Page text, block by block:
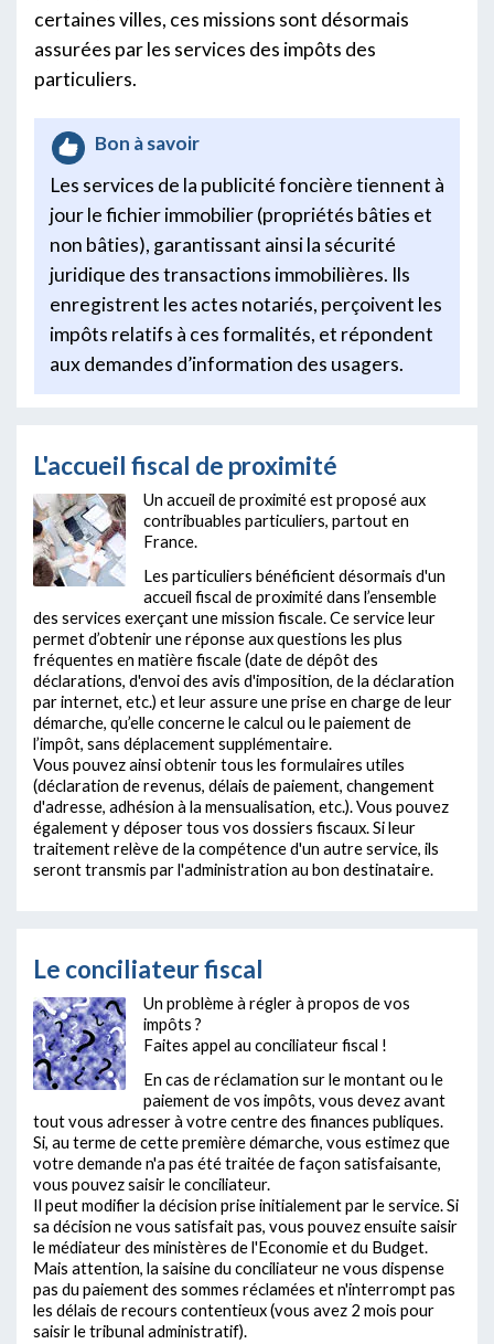
certaines villes, ces missions sont désormais
assurées par les services des impôts des
particuliers.
Bon à savoir
Les services de la publicité foncière tiennent à
jour le fichier immobilier (propriétés bâties et
non bâties), garantissant ainsi la sécurité
juridique des transactions immobilières. Ils
enregistrent les actes notariés, perçoivent les
impôts relatifs à ces formalités, et répondent
aux demandes d’information des usagers.
L'accueil fiscal de proximité
Un accueil de proximité est proposé aux
contribuables particuliers, partout en
France.
Les particuliers bénéficient désormais d'un
accueil fiscal de proximité dans l’ensemble
des services exerçant une mission fiscale. Ce service leur
permet d’obtenir une réponse aux questions les plus
fréquentes en matière fiscale (date de dépôt des
déclarations, d'envoi des avis d'imposition, de la déclaration
par internet, etc.) et leur assure une prise en charge de leur
démarche, qu’elle concerne le calcul ou le paiement de
l’impôt, sans déplacement supplémentaire.
Vous pouvez ainsi obtenir tous les formulaires utiles
(déclaration de revenus, délais de paiement, changement
d'adresse, adhésion à la mensualisation, etc.). Vous pouvez
également y déposer tous vos dossiers fiscaux. Si leur
traitement relève de la compétence d'un autre service, ils
seront transmis par l'administration au bon destinataire.
Le conciliateur fiscal
Un problème à régler à propos de vos
impôts ?
Faites appel au conciliateur fiscal !
En cas de réclamation sur le montant ou le
paiement de vos impôts, vous devez avant
tout vous adresser à votre centre des finances publiques.
Si, au terme de cette première démarche, vous estimez que
votre demande n'a pas été traitée de façon satisfaisante,
vous pouvez saisir le conciliateur.
Il peut modifier la décision prise initialement par le service. Si
sa décision ne vous satisfait pas, vous pouvez ensuite saisir
le médiateur des ministères de l'Economie et du Budget.
Mais attention, la saisine du conciliateur ne vous dispense
pas du paiement des sommes réclamées et n'interrompt pas
les délais de recours contentieux (vous avez 2 mois pour
saisir le tribunal administratif).